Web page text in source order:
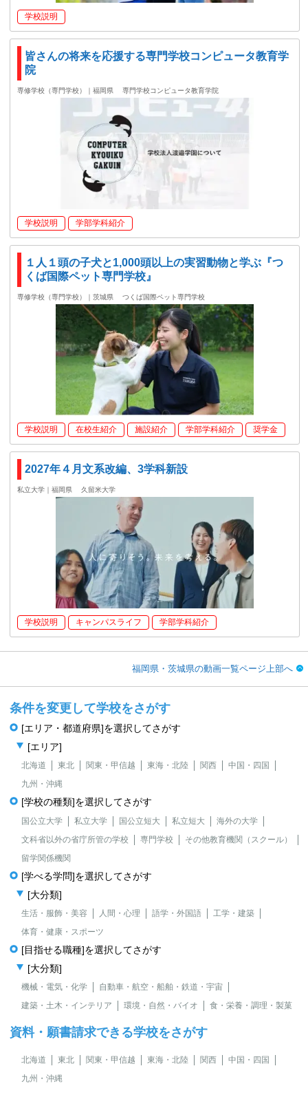
学校説明
皆さんの将来を応援する専門学校コンピュータ教育学
院
専修学校（専門学校）｜福岡県 専門学校コンピュータ教育学院
学校説明 学部学科紹介
１人１頭の子犬と1,000頭以上の実習動物と学ぶ『つ
くば国際ペット専門学校』
専修学校（専門学校）｜茨城県 つくば国際ペット専門学校
学校説明 在校生紹介 施設紹介 学部学科紹介 奨学金
2027年４月文系改編、3学科新設
私立大学｜福岡県 久留米大学
学校説明 キャンパスライフ 学部学科紹介
福岡県・茨城県の動画一覧ページ上部へ
条件を変更して学校をさがす
[エリア・都道府県]を選択してさがす
[エリア]
北海道 東北 関東・甲信越 東海・北陸 関西
中国・四国
九州・沖縄
[学校の種類]を選択してさがす
国公立大学 私立大学 国公立短大 私立短大
海外の大学
文科省以外の省庁所管の学校
専門学校
その他教育機関（スクール）
留学関係機関
[学べる学問]を選択してさがす
[大分類]
生活・服飾・美容 人間・心理 語学・外国語
工学・建築
体育・健康・スポーツ
[目指せる職種]を選択してさがす
[大分類]
機械・電気・化学
自動車・航空・船舶・鉄道・宇宙
建築・土木・インテリア
環境・自然・バイオ 食・栄養・調理・製菓
資料・願書請求できる学校をさがす
北海道 東北 関東・甲信越 東海・北陸 関西
中国・四国
九州・沖縄